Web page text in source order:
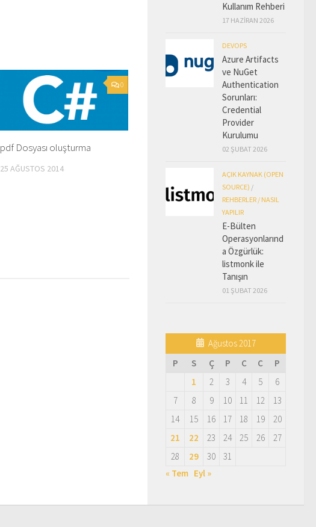
0
pdf Dosyası oluşturma
25 AĞUSTOS 2014
Kullanım Rehberi
17 HAZIRAN 2026
DEVOPS
Azure Artifacts
ve NuGet
Authentication
Sorunları:
Credential
Provider
Kurulumu
02 ŞUBAT 2026
AÇIK KAYNAK (OPEN
SOURCE) /
REHBERLER / NASIL
YAPILIR
E-Bülten
Operasyonlarınd
a Özgürlük:
listmonk ile
Tanışın
01 ŞUBAT 2026
Ağustos 2017
P
S Ç P C C
P
1
2 3 4 5
6
7
8 9 10 11 12
13
14
15 16 17 18 19
20
21
22 23 24 25 26
27
28
29 30
31
« Tem Eyl »